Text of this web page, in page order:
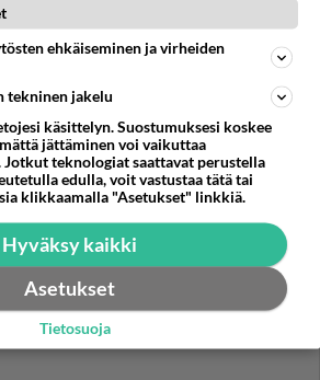
toimintansa tammikuussa
150-250 hlö .Pääasialliset
ehkäiseminen ja virheiden
tekninen jakelu
käsittelyn. Suostumuksesi koskee
jättäminen voi vaikuttaa
Jotkut teknologiat saattavat perustella
edulla, voit vastustaa tätä tai
klikkaamalla "Asetukset" linkkiä.
Hyväksy kaikki
Asetukset
Tietosuoja